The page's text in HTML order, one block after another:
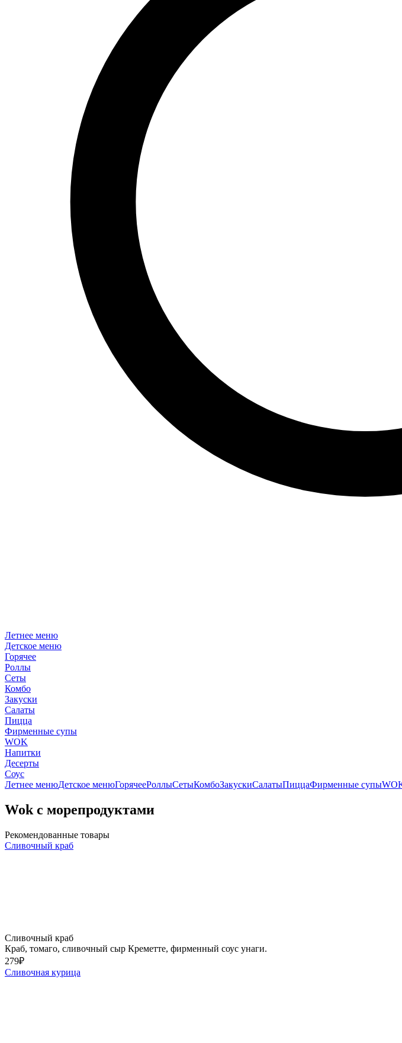
Летнее меню
Детское меню
Горячее
Роллы
Сеты
Комбо
Закуски
Салаты
Пицца
Фирменные супы
WOK
Напитки
Десерты
Соус
Летнее менюДетское менюГорячееРоллыСетыКомбоЗакускиСалатыПиццаФирменные супы
Wok с морепродуктами
Рекомендованные товары
Сливочный краб
Сливочный краб
Краб, томаго, сливочный сыр Креметте, фирменный соус унаги.
279₽
Сливочная курица